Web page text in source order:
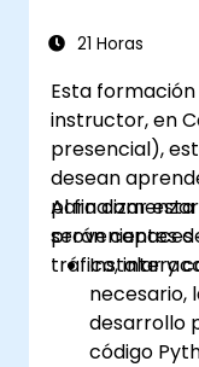
21 Horas
Esta
instructor, en
presencial),
desean
para
provenientes
tráfico,
Al finalizar
serán capaces
Instalar y
necesario,
desarrollo
código